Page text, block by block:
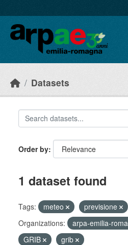
Datasets
Order by
1 dataset found
Tags: meteo previsione
Organizations:
arpa-emilia-
GRIB
grib